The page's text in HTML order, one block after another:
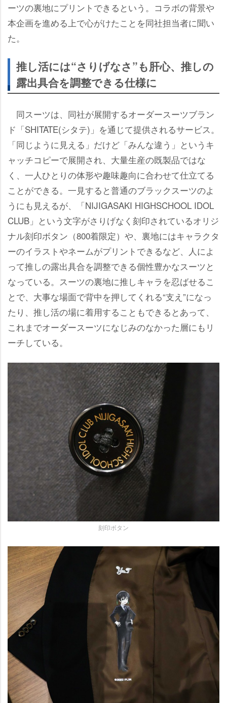
ーツの裏地にプリントできるという。コラボの背景
本企画を進める上で心がけたことを同社担当者に聞い
た。
推し活には“さりげなさ”も肝心、推しの
露出具合を調整できる仕様に
同スーツは、同社が展開するオーダースーツブラン
ド「SHITATE(シタテ)」を通じて提供されるサービス。
「同じように見える」だけど「みんな違う」というキ
ャッチコピーで展開され、大量生産の既製品ではな
く、一人ひとりの体形や趣味趣向に合わせて仕立てる
ことができる。一見すると普通のブラックスーツのよ
うにも見えるが、「NIJIGASAKI HIGHSCHOOL IDOL
CLUB」という文字がさりげなく刻印されているオリジ
ナル刻印ボタン（800着限定）や、裏地にはキャラクタ
ーのイラストやネームがプリントできるなど、人によ
って推しの露出具合を調整できる個性豊かなスーツと
なっている。スーツの裏地に推しキャラを忍ばせるこ
とで、大事な場面で背中を押してくれる“支え”になっ
たり、推し活の場に着用することもできるとあって、
これまでオーダースーツになじみのなかった層にもリ
ーチしている。
刻印ボタン